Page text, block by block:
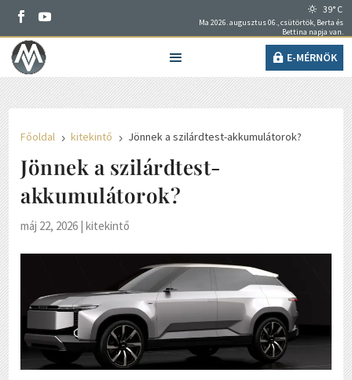
39° C
Ma 2026. augusztus 06., csütörtök, Berta és
Bettina napja van.
E-MÉRNÖK
Főoldal 5 kitekintő 5 Jönnek a szilárdtest-akkumulátorok?
Jönnek a szilárdtest-
akkumulátorok?
máj 22, 2026 |kitekintő